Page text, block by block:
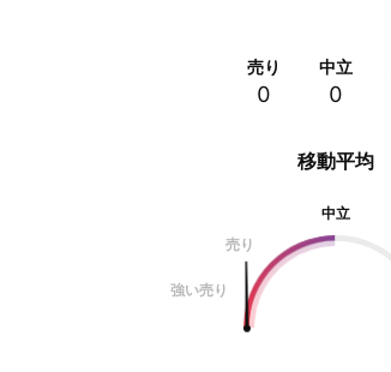
売り
0
中立
0
移動平均
中立
売り
強い売り